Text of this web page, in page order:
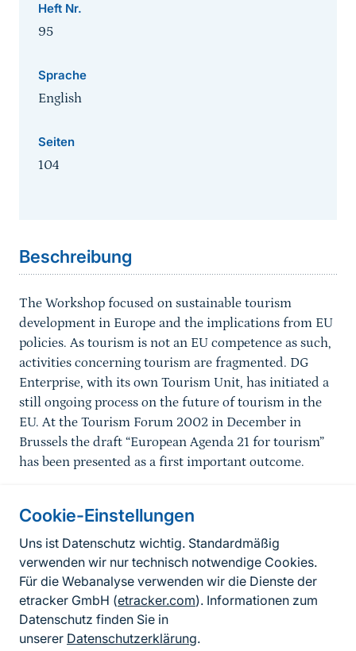
Cookie-Einstellungen
Uns ist Datenschutz wichtig. Standardmäßig
verwenden wir nur technisch notwendige Cookies.
Für die Webanalyse verwenden wir die Dienste der
etracker GmbH (etracker.com). Informationen zum
Datenschutz finden Sie in
unserer Datenschutzerklärung.
Heft Nr.
95
Sprache
English
Seiten
104
Beschreibung
The Workshop focused on sustainable tourism
development in Europe and the implications from EU
policies. As tourism is not an EU competence as such,
activities concerning tourism are fragmented. DG
Enterprise, with its own Tourism Unit, has initiated a
still ongoing process on the future of tourism in the
EU. At the Tourism Forum 2002 in December in
Brussels the draft “European Agenda 21 for tourism”
has been presented as a first important outcome.
Informationen zur Seite
FußzeileKontakt zum BfN
Kontaktformular
Erklärung zur Barrierefreiheit